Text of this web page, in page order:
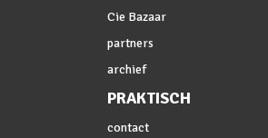
Cie Bazaar
partners
archief
PRAKTISCH
contact